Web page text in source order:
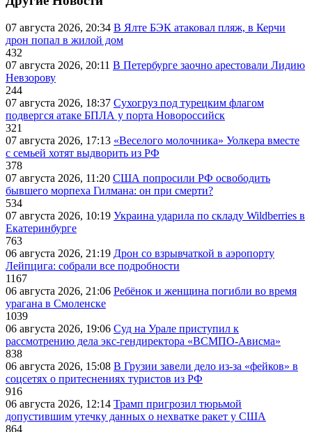
07 августа 2026, 20:34 В Ялте БЭК атаковал пляж, в Керчи
дрон попал в жилой дом
432
07 августа 2026, 20:11 В Петербурге заочно арестовали Лидию
Невзорову
244
07 августа 2026, 18:37 Сухогруз под турецким флагом
подвергся атаке БПЛА у порта Новороссийск
321
07 августа 2026, 17:13 «Веселого молочника» Уолкера вместе
с семьей хотят выдворить из РФ
378
07 августа 2026, 11:20 США попросили РФ освободить
бывшего морпеха Гилмана: он при смерти?
534
07 августа 2026, 10:19 Украина ударила по складу Wildberries в
Екатеринбурге
763
06 августа 2026, 21:19 Дрон со взрывчаткой в аэропорту
Лейпцига: собрали все подробности
1167
06 августа 2026, 21:06 Ребёнок и женщина погибли во время
урагана в Смоленске
1039
06 августа 2026, 19:06 Суд на Урале приступил к
рассмотрению дела экс-гендиректора «ВСМПО-Ависма»
838
06 августа 2026, 15:08 В Грузии завели дело из-за «фейков» в
соцсетях о притеснениях туристов из РФ
916
06 августа 2026, 12:14 Трамп пригрозил тюрьмой
допустившим утечку данных о нехватке ракет у США
864